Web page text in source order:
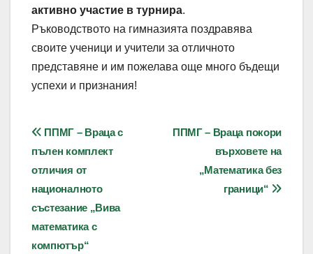
активно участие в турнира.
Ръководството на гимназията поздравява
своите ученици и учители за отличното
представяне и им пожелава още много бъдещи
успехи и признания!
Навигация
ППМГ – Враца покори
върховете на
„Математика без
граници“
ППМГ – Враца с
пълен комплект
отличия от
националното
състезание „Вива
математика с
компютър“